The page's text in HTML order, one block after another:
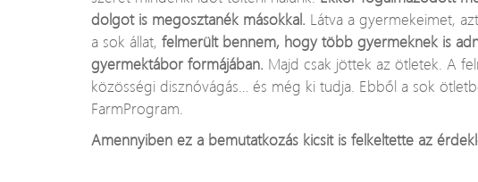
dolgot is megosztanék másokkal. Látva a gyermekeimet,
a sok állat, felmerült bennem, hogy több gyermeknek is
gyermektábor formájában. Majd csak jöttek az ötletek. A
közösségi disznóvágás… és még ki tudja. Ebből a sok
FarmProgram.
Amennyiben ez a bemutatkozás kicsit is felkeltette az